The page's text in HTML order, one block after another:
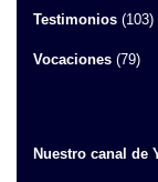
Testimonios (103)
Vocaciones (79)
Nuestro canal de